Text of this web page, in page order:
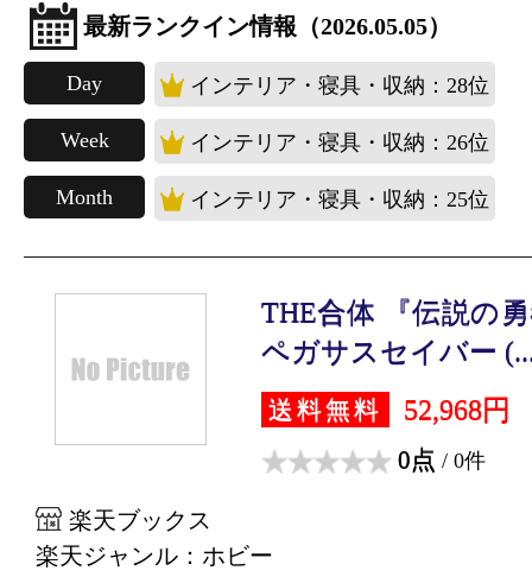
最新ランクイン情報（2026.05.05）
Day インテリア・寝具・収納：28位
Week インテリア・寝具・収納：26位
Month インテリア・寝具・収納：25位
THE合体 『伝説の
ペガサスセイバー
送料無料 52,968円
0点 / 0件
楽天ブックス
楽天ジャンル：ホビー